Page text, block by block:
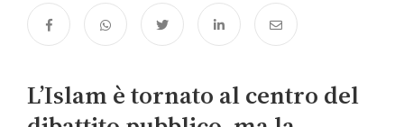
L’Islam è tornato al centro del